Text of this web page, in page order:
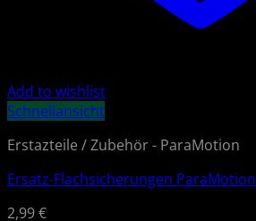
Add to wishlist
Schnellansicht
Erstazteile / Zubehör - ParaMotion
Ersatz-Flachsicherungen ParaMotion
2,99€